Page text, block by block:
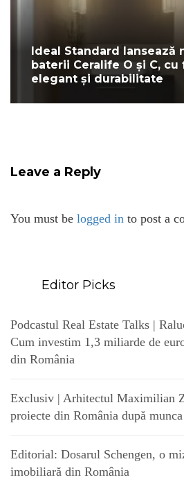
Ideal Standard
baterii Ceralife O și C,
elegant și durabilitate
Leave a Reply
You must be logged in to post a
Editor Picks
Podcastul Real Estate Talks |
Cum investim 1,3 miliarde de
din România
Exclusiv | Arhitectul Maximilian
proiecte din România după
Editorial: Dosarul Schengen, o
imobiliară din România